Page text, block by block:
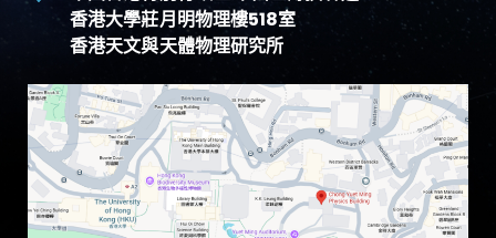
香港大學莊月明物理樓518室
香港天文與天體物理研究所